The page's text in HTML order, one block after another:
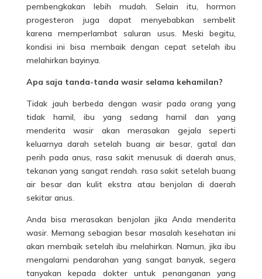
pembengkakan lebih mudah. Selain itu, hormon
progesteron juga dapat menyebabkan sembelit
karena memperlambat saluran usus. Meski begitu,
kondisi ini bisa membaik dengan cepat setelah ibu
melahirkan bayinya.
Apa saja tanda-tanda wasir selama kehamilan?
Tidak jauh berbeda dengan wasir pada orang yang
tidak hamil, ibu yang sedang hamil dan yang
menderita wasir akan merasakan gejala seperti
keluarnya darah setelah buang air besar, gatal dan
perih pada anus, rasa sakit menusuk di daerah anus,
tekanan yang sangat rendah. rasa sakit setelah buang
air besar dan kulit ekstra atau benjolan di daerah
sekitar anus.
Anda bisa merasakan benjolan jika Anda menderita
wasir. Memang sebagian besar masalah kesehatan ini
akan membaik setelah ibu melahirkan. Namun, jika ibu
mengalami pendarahan yang sangat banyak, segera
tanyakan kepada dokter untuk penanganan yang